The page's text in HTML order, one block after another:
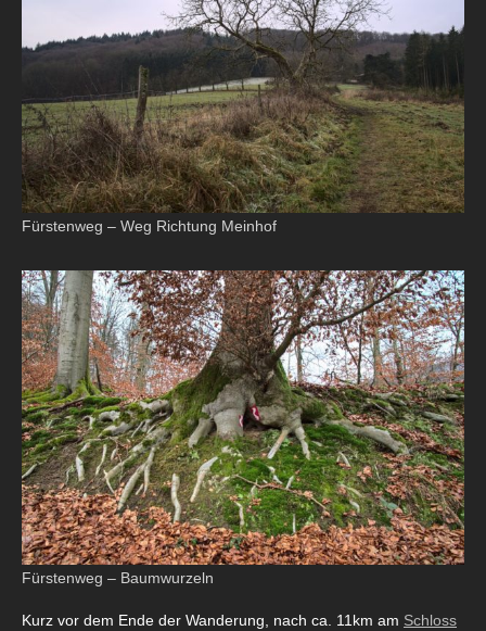
Fürstenweg – Weg Richtung Meinhof
Fürstenweg – Baumwurzeln
Kurz vor dem Ende der Wanderung, nach ca. 11km am Schloss